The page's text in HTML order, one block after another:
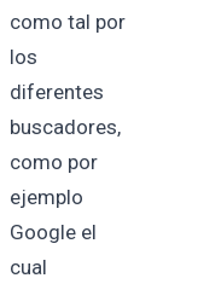
como tal por
los
diferentes
buscadores,
como por
ejemplo
Google el
cual